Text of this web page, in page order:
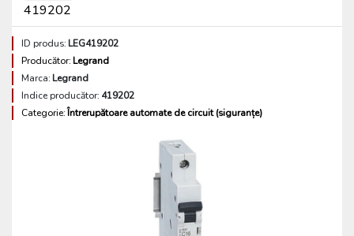
419202
ID produs:LEG419202
Producător:Legrand
Marca:Legrand
Indice producător: 419202
Categorie:Întrerupătoare automate de circuit (siguranțe)